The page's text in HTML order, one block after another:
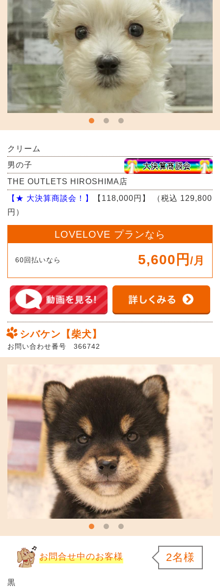
クリーム
男の子
THE OUTLETS HIROSHIMA店
【★ 大決算商談会！】
【118,000円】
（税込 129,800
円）
LOVELOVE プランなら
60回払いなら 5,600円 /月
シバケン【柴犬】
お問い合わせ番号 366742
お問合せ中のお客様 2名様
黒